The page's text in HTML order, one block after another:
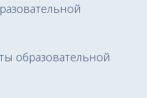
образовательной